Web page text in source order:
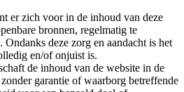
er zich voor in de inhoud van deze
bronnen, regelmatig te
Ondanks deze zorg en aandacht is het
en/of onjuist is.
de inhoud van de website in de
garantie of waarborg betreffende